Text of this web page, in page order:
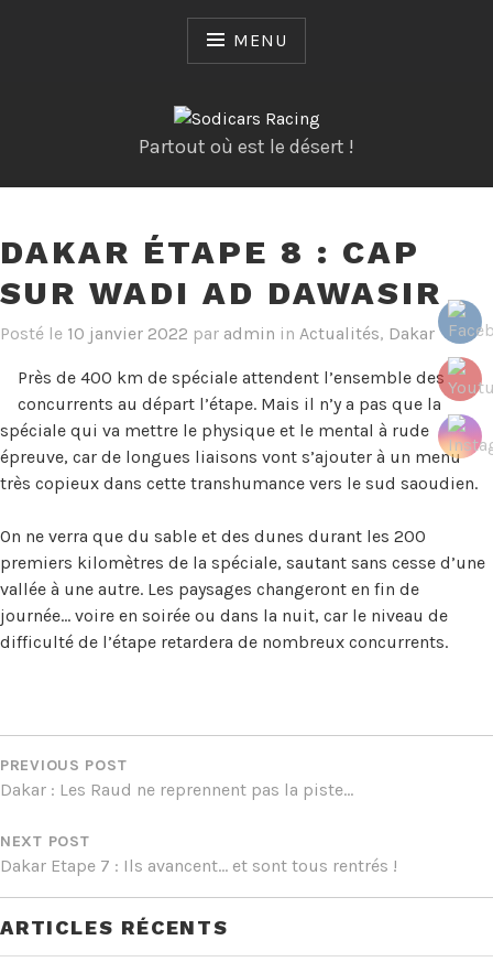
MENU
Partout où est le désert !
DAKAR ÉTAPE 8 : CAP
SUR WADI AD DAWASIR
Posté le 10 janvier 2022 par admin in Actualités, Dakar
Près de 400 km de spéciale attendent l’ensemble des
concurrents au départ l’étape. Mais il n’y a pas que la
spéciale qui va mettre le physique et le mental à rude
épreuve, car de longues liaisons vont s’ajouter à un menu
très copieux dans cette transhumance vers le sud saoudien.
On ne verra que du sable et des dunes durant les 200
premiers kilomètres de la spéciale, sautant sans cesse d’une
vallée à une autre. Les paysages changeront en fin de
journée… voire en soirée ou dans la nuit, car le niveau de
difficulté de l’étape retardera de nombreux concurrents.
NAVIGATION
DE
L’ARTICLE
PREVIOUS POST
Dakar : Les Raud ne reprennent pas la piste…
NEXT POST
Dakar Etape 7 : Ils avancent… et sont tous rentrés !
ARTICLES RÉCENTS